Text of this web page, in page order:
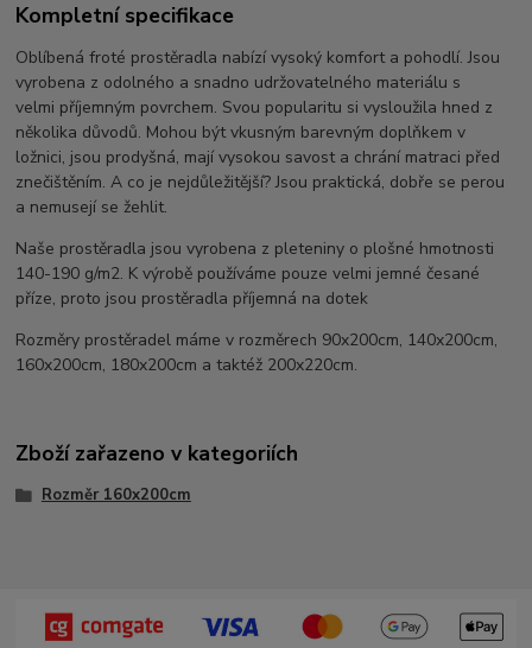
Kompletní specifikace
Oblíbená froté prostěradla nabízí vysoký komfort a pohodlí. Jsou
vyrobena z odolného a snadno udržovatelného materiálu s
velmi příjemným povrchem. Svou popularitu si vysloužila hned z
několika důvodů. Mohou být vkusným barevným doplňkem v
ložnici, jsou prodyšná, mají vysokou savost a chrání matraci před
znečištěním. A co je nejdůležitější? Jsou praktická, dobře se perou
a nemusejí se žehlit.
Naše prostěradla jsou vyrobena z pleteniny o plošné hmotnosti
140-190 g/m2. K výrobě používáme pouze velmi jemné česané
příze, proto jsou prostěradla příjemná na dotek
Rozměry prostěradel máme v rozměrech 90x200cm, 140x200cm,
160x200cm, 180x200cm a taktéž 200x220cm.
Zboží zařazeno v kategoriích
Rozměr 160x200cm